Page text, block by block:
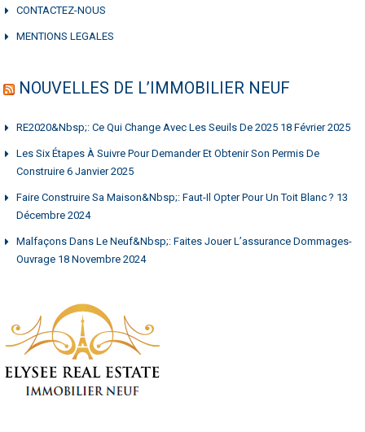
CONTACTEZ-NOUS
MENTIONS LEGALES
NOUVELLES DE L’IMMOBILIER NEUF
RE2020&nbsp;: Ce Qui Change Avec Les Seuils De 2025 18 Février 2025
Les Six Étapes À Suivre Pour Demander Et Obtenir Son Permis De
Construire 6 Janvier 2025
Faire Construire Sa Maison&nbsp;: Faut-Il Opter Pour Un Toit Blanc ? 13
Décembre 2024
Malfaçons Dans Le Neuf&nbsp;: Faites Jouer L’assurance Dommages-
Ouvrage 18 Novembre 2024